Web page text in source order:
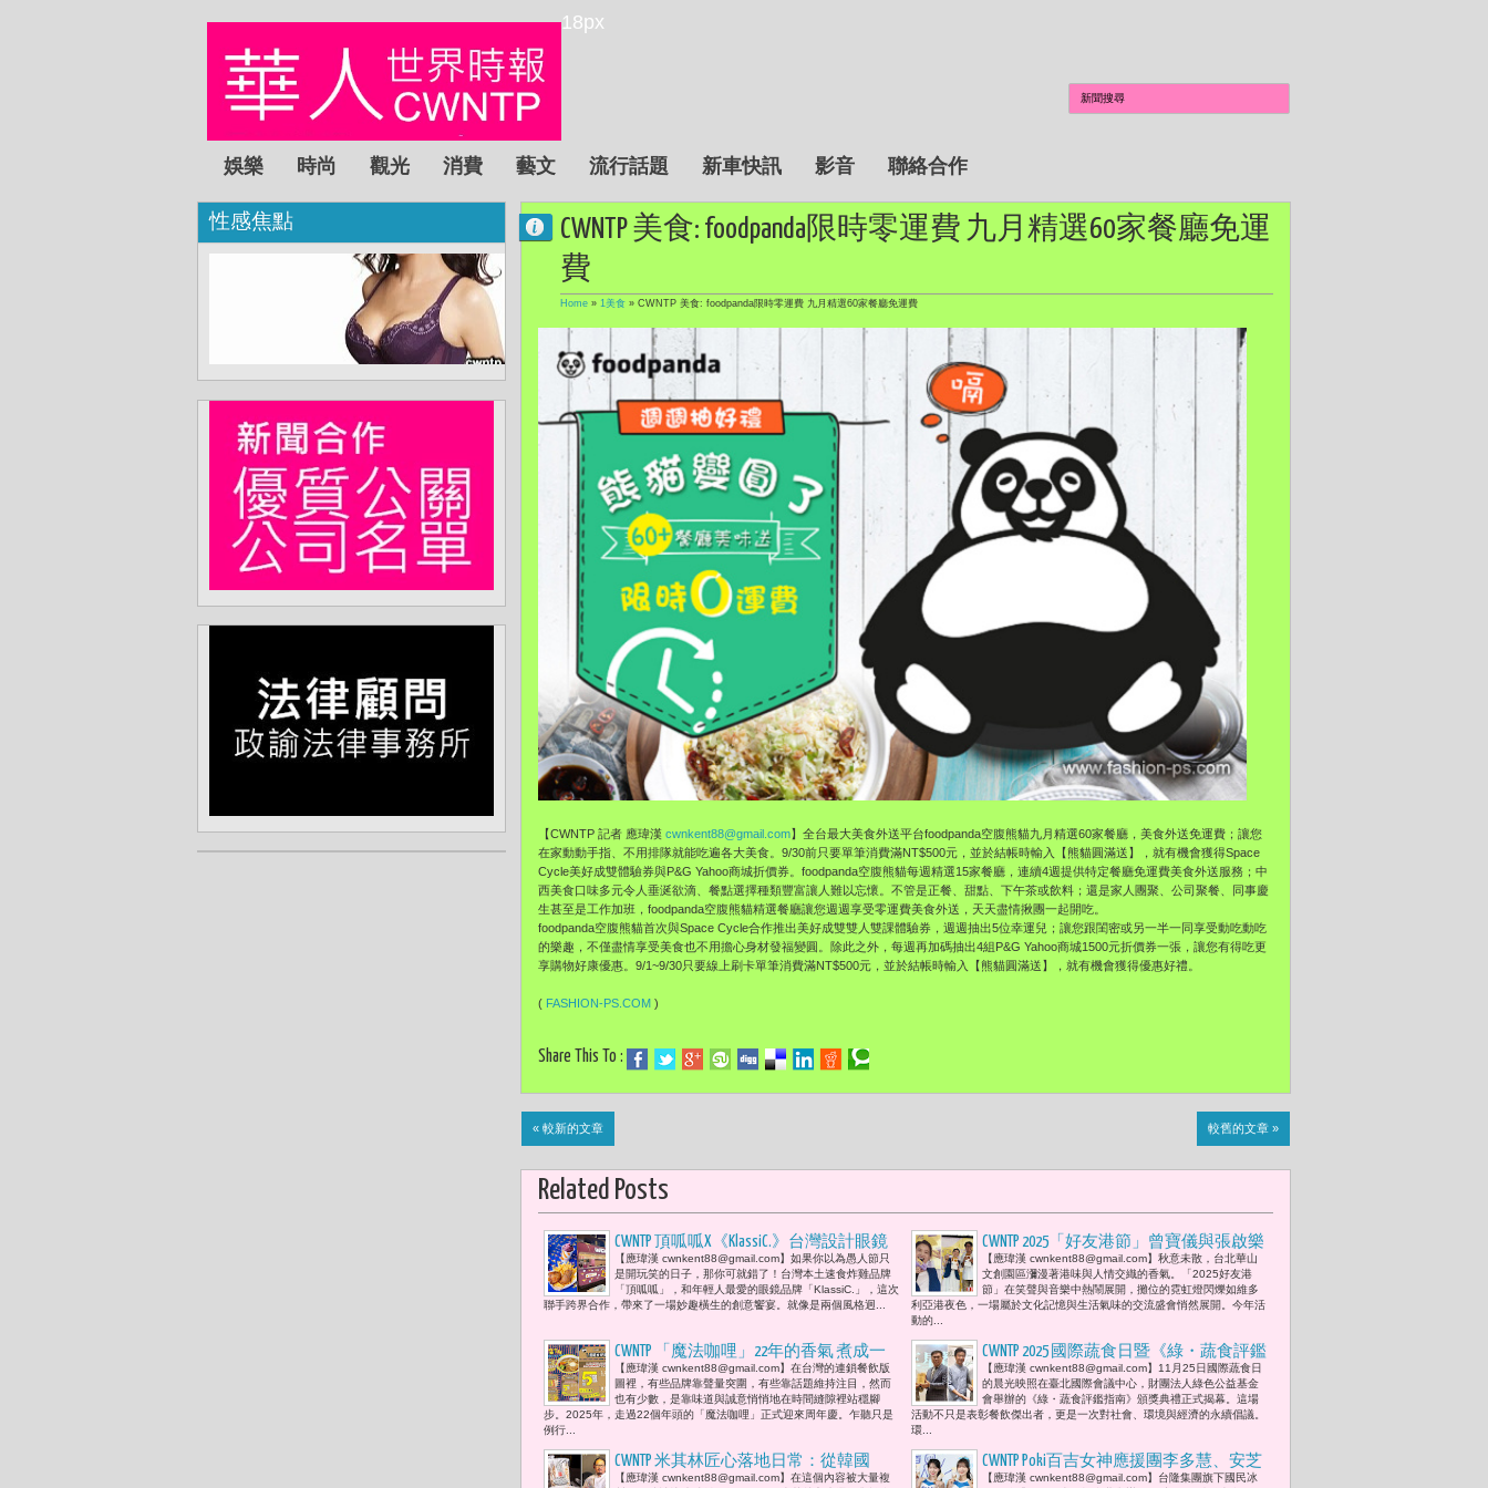
18px
娛樂 時尚 觀光 消費 藝文 流行話題 新車快訊 影音 聯絡合作
CWNTP 美食: foodpanda限時零運費 九月精選60家餐廳免運
費
Home » 1美食 » CWNTP 美食: foodpanda限時零運費 九月精選60家餐廳免運費
【CWNTP 記者 應瑋漢 cwnkent88@gmail.com】全台最大美食外送平台foodpanda空腹熊貓九月精選60家餐廳，美食外送免運費；讓您
在家動動手指、不用排隊就能吃遍各大美食。9/30前只要單筆消費滿NT$500元，並於結帳時輸入【熊貓圓滿送】，就有機會獲得Space
Cycle美好成雙體驗券與P&G Yahoo商城折價券。foodpanda空腹熊貓每週精選15家餐廳，連續4週提供特定餐廳免運費美食外送服務；中
西美食口味多元令人垂涎欲滴、餐點選擇種類豐富讓人難以忘懷。不管是正餐、甜點、下午茶或飲料；還是家人團聚、公司聚餐、同事慶
生甚至是工作加班，foodpanda空腹熊貓精選餐廳讓您週週享受零運費美食外送，天天盡情揪團一起開吃。
foodpanda空腹熊貓首次與Space Cycle合作推出美好成雙雙人雙課體驗券，週週抽出5位幸運兒；讓您跟閨密或另一半一同享受動吃動吃
的樂趣，不僅盡情享受美食也不用擔心身材發福變圓。除此之外，每週再加碼抽出4組P&G Yahoo商城1500元折價券一張，讓您有得吃更
享購物好康優惠。9/1~9/30只要線上刷卡單筆消費滿NT$500元，並於結帳時輸入【熊貓圓滿送】，就有機會獲得優惠好禮。
( FASHION-PS.COM )
Share This To :
« 較新的文章 較舊的文章 »
Related Posts
CWNTP 頂呱呱X《KlassiC.》台灣設計眼鏡
潮牌，愚人節首發，真的「莓」開玩
笑！狂推藍莓雪泥及聯名潮趣周邊！
【應瑋漢 cwnkent88@gmail.com】如果你以為愚人節只
是開玩笑的日子，那你可就錯了！台灣本土速食炸雞品牌
「頂呱呱」，和年輕人最愛的眼鏡品牌「KlassiC.」，這次
聯手跨界合作，帶來了一場妙趣橫生的創意饗宴。就像是兩個風格迥...
CWNTP 2025「好友港節」曾寶儀與張啟樂
以雞蛋仔、叉燒、奶茶美食溫度喚醒城
市間的友誼
【應瑋漢 cwnkent88@gmail.com】秋意未散，台北華山
文創園區瀰漫著港味與人情交織的香氣。「2025好友港
節」在笑聲與音樂中熱鬧展開，攤位的霓虹燈閃爍如維多
利亞港夜色，一場屬於文化記憶與生活氣味的交流盛會悄然展開。今年活
動的...
CWNTP 「魔法咖哩」22年的香氣 煮成一
種台灣韌性「加飯、加醬不加價」全台
灣餐廳最溫暖的問候
【應瑋漢 cwnkent88@gmail.com】在台灣的連鎖餐飲版
圖裡，有些品牌靠聲量突圍，有些靠話題維持注目，然而
也有少數，是靠味道與誠意悄悄地在時間縫隙裡站穩腳
步。2025年，走過22個年頭的「魔法咖哩」正式迎來周年慶。乍聽只是
例行...
CWNTP 2025 國際蔬食日暨《綠・蔬食評鑑
指南》頒獎典禮 彭啟明、戴慶華與陳鴻
呼籲「改變從餐桌開始，蔬食行動點亮
ESG永續未來。」
【應瑋漢 cwnkent88@gmail.com】11月25日國際蔬食日
的晨光映照在臺北國際會議中心，財團法人綠色公益基金
會舉辦的《綠・蔬食評鑑指南》頒獎典禮正式揭幕。這場
活動不只是表彰餐飲傑出者，更是一次對社會、環境與經濟的永續倡議。
環...
CWNTP 米其林匠心落地日常：從韓國
《黑白大廚》金度潤到台灣阿舍乾麵
【應瑋漢 cwnkent88@gmail.com】在這個內容被大量複
CWNTP Poki百吉女神應援團李多慧、安芝
儇冰力全開 「夏天只要冰一支，球場比
【應瑋漢 cwnkent88@gmail.com】台隆集團旗下國民冰
性感焦點